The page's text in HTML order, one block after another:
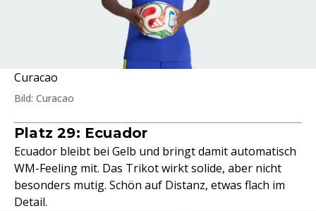
Curacao
Bild: Curacao
Platz 29: Ecuador
Ecuador bleibt bei Gelb und bringt damit automatisch
WM-Feeling mit. Das Trikot wirkt solide, aber nicht
besonders mutig. Schön auf Distanz, etwas flach im
Detail.